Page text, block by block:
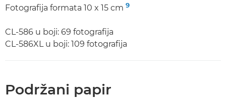
Fotografija formata 10 x 15 cm 9
CL-586 u boji: 69 fotografija
CL-586XL u boji: 109 fotografija
Podržani papir